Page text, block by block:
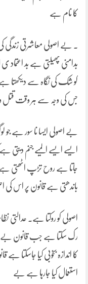
کا نام ہے
۔ بے اصولی معاشرتی
بدامنی پھیلتی ہے بد
کو شک کی نگاہ سے دیکھتا
جس کی وجہ سے ہر وقت قتل
بے اصولی ایسا نا سور ہے جو
ایسے ایسے المیے جنم دیتی
جاتا ہے روح تڑپ اٹھتی
باندھتی ہے قانون پر اس
اصولی کو روکتا ہے۔ عدالتی
رک سکتا ہے جب قانون بے
کا اندازہ بخوبی کیا جاسکتا
استعمال کیا جارہا ہے بے